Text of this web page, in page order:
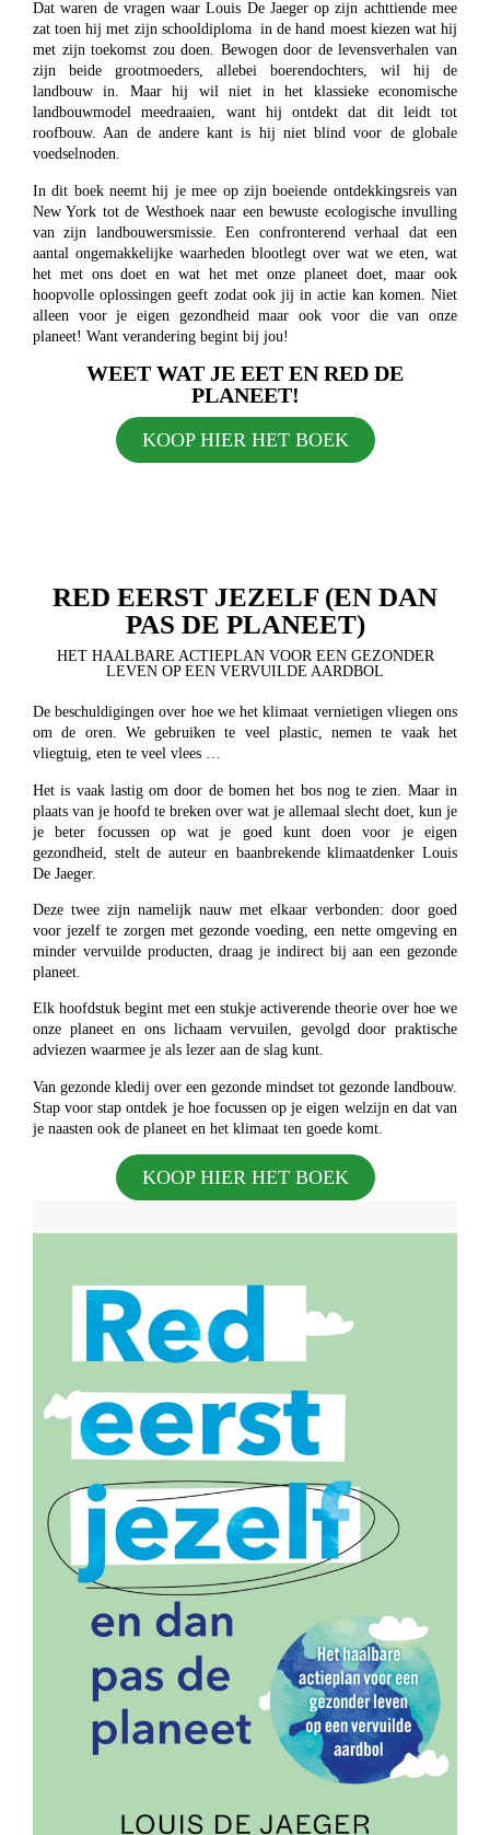
Dat waren de vragen waar Louis De Jaeger op zijn achttiende mee
zat toen hij met zijn schooldiploma in de hand moest kiezen wat hij
met zijn toekomst zou doen. Bewogen door de levensverhalen van
zijn beide grootmoeders, allebei boerendochters, wil hij de
landbouw in. Maar hij wil niet in het klassieke economische
landbouwmodel meedraaien, want hij ontdekt dat dit leidt tot
roofbouw. Aan de andere kant is hij niet blind voor de globale
voedselnoden.
In dit boek neemt hij je mee op zijn boeiende ontdekkingsreis van
New York tot de Westhoek naar een bewuste ecologische invulling
van zijn landbouwersmissie. Een confronterend verhaal dat een
aantal ongemakkelijke waarheden blootlegt over wat we eten, wat
het met ons doet en wat het met onze planeet doet, maar ook
hoopvolle oplossingen geeft zodat ook jij in actie kan komen. Niet
alleen voor je eigen gezondheid maar ook voor die van onze
planeet! Want verandering begint bij jou!
WEET WAT JE EET EN RED DE
PLANEET!
KOOP HIER HET BOEK
RED EERST JEZELF (EN DAN
PAS DE PLANEET)
HET HAALBARE ACTIEPLAN VOOR EEN GEZONDER
LEVEN OP EEN VERVUILDE AARDBOL
De beschuldigingen over hoe we het klimaat vernietigen vliegen ons
om de oren. We gebruiken te veel plastic, nemen te vaak het
vliegtuig, eten te veel vlees …
Het is vaak lastig om door de bomen het bos nog te zien. Maar in
plaats van je hoofd te breken over wat je allemaal slecht doet, kun je
je beter focussen op wat je goed kunt doen voor je eigen
gezondheid, stelt de auteur en baanbrekende klimaatdenker Louis
De Jaeger.
Deze twee zijn namelijk nauw met elkaar verbonden: door goed
voor jezelf te zorgen met gezonde voeding, een nette omgeving en
minder vervuilde producten, draag je indirect bij aan een gezonde
planeet.
Elk hoofdstuk begint met een stukje activerende theorie over hoe we
onze planeet en ons lichaam vervuilen, gevolgd door praktische
adviezen waarmee je als lezer aan de slag kunt.
Van gezonde kledij over een gezonde mindset tot gezonde landbouw.
Stap voor stap ontdek je hoe focussen op je eigen welzijn en dat van
je naasten ook de planeet en het klimaat ten goede komt.
KOOP HIER HET BOEK